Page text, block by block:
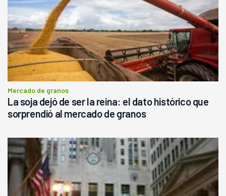
Mercado de granos
La soja dejó de ser la reina: el dato histórico que
sorprendió al mercado de granos